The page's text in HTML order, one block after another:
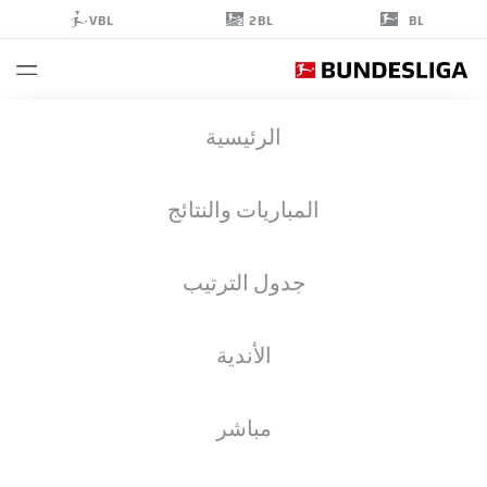
BL
2BL
VBL
الرئيسية
المباريات والنتائج
جدول الترتيب
الأندية
مباشر